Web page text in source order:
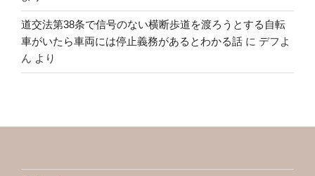
道交法第38条で信号のない横断歩道を渡ろうとする自転
車がいたら車両には停止義務があるとわかる話 に デフよ
ん より